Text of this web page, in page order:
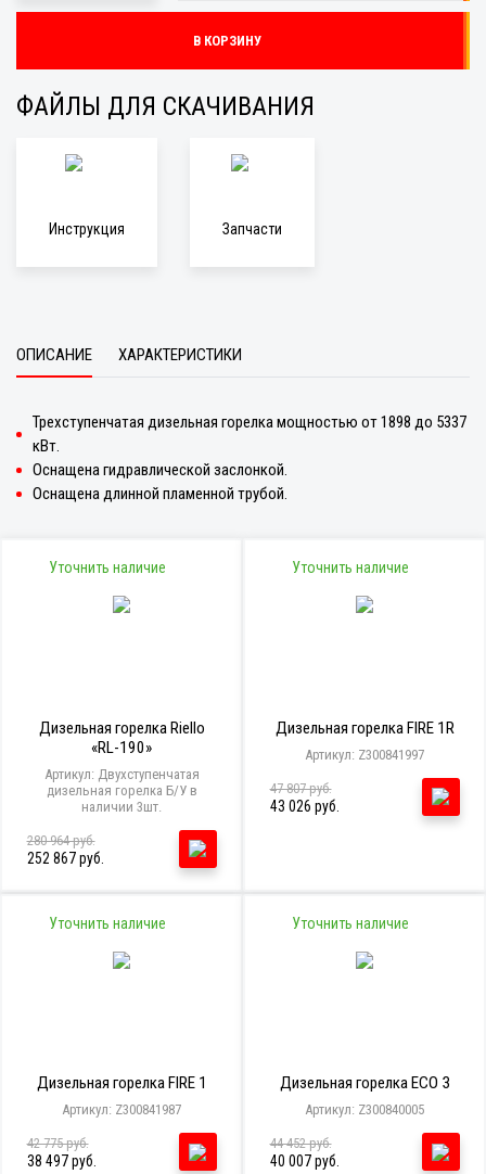
В КОРЗИНУ
ФАЙЛЫ ДЛЯ СКАЧИВАНИЯ
Инструкция Запчасти
ОПИСАНИЕ ХАРАКТЕРИСТИКИ
Трехступенчатая дизельная горелка мощностью от 1898 до 5337
кВт.
Оснащена гидравлической заслонкой.
Оснащена длинной пламенной трубой.
Уточнить наличие
Дизельная горелка Riello
«RL-190»
Артикул: Двухступенчатая
дизельная горелка Б/У в
наличии 3шт.
280 964 руб.
252 867 руб.
Уточнить наличие
Дизельная горелка FIRE 1R
Артикул: Z300841997
47 807 руб.
43 026 руб.
Уточнить наличие
Дизельная горелка FIRE 1
Артикул: Z300841987
42 775 руб.
38 497 руб.
Уточнить наличие
Дизельная горелка ECO 3
Артикул: Z300840005
44 452 руб.
40 007 руб.